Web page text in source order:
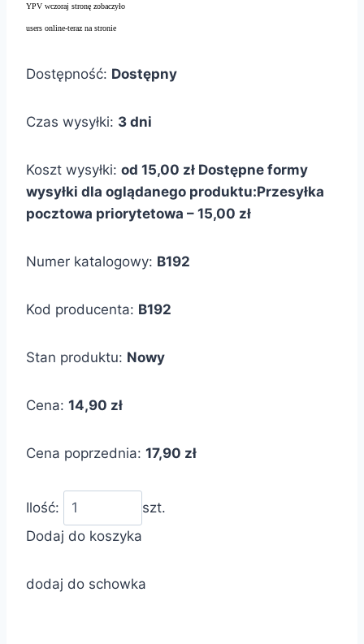
YPV wczoraj stronę zobaczyło
users online-teraz na stronie
Dostępność: Dostępny
Czas wysyłki: 3 dni
Koszt wysyłki: od 15,00 zł Dostępne formy
wysyłki dla oglądanego produktu:Przesyłka
pocztowa priorytetowa – 15,00 zł
Numer katalogowy: B192
Kod producenta: B192
Stan produktu: Nowy
Cena: 14,90 zł
Cena poprzednia: 17,90 zł
Ilość:
szt.
Dodaj do koszyka
dodaj do schowka